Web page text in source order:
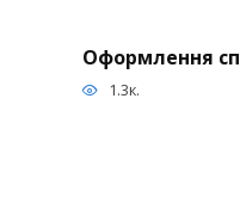
Оформлення
1.3к.